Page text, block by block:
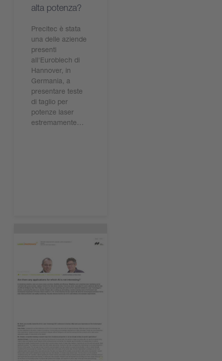
alta potenza?
Precitec è stata
una delle aziende
presenti
all'Euroblech di
Hannover, in
Germania, a
presentare teste
di taglio per
potenze laser
estremamente…